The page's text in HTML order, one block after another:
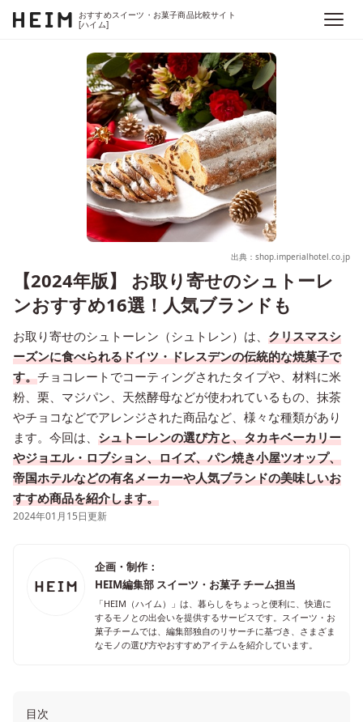
おすすめスイーツ・お菓子商品比較サイト
[ハイム]
出典：shop.imperialhotel.co.jp
【2024年版】 お取り寄せのシュトーレ
ンおすすめ16選！人気ブランドも
お取り寄せのシュトーレン（シュトレン）は、 クリスマスシ
ーズンに食べられるドイツ・ドレスデンの伝統的な焼菓子で
す。チョコレートでコーティングされたタイプや、材料に米
粉、栗、マジパン、天然酵母などが使われているもの、抹茶
やチョコなどでアレンジされた商品など、様々な種類があり
ます。今回は、 シュトーレンの選び方と、タカキベーカリー
やジョエル・ロブション、ロイズ、パン焼き小屋ツオップ、
帝国ホテルなどの有名メーカーや人気ブランドの美味しいお
すすめ商品を紹介します。
2024年01月15日更新
企画・制作：
HEIM編集部 スイーツ・お菓子 チーム担当
「HEIM（ハイム）」は、暮らしをちょっと便利に、快適に
するモノとの出会いを提供するサービスです。スイーツ・お
菓子チームでは、編集部独自のリサーチに基づき、さまざま
なモノの選び方やおすすめアイテムを紹介しています。
目次